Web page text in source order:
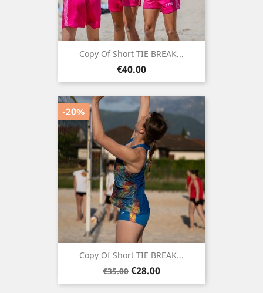
Copy Of Short TIE BREAK...
Price
€40.00
Copy Of Short TIE BREAK...
Regular
price
€35.00 Price
€28.00
-20%